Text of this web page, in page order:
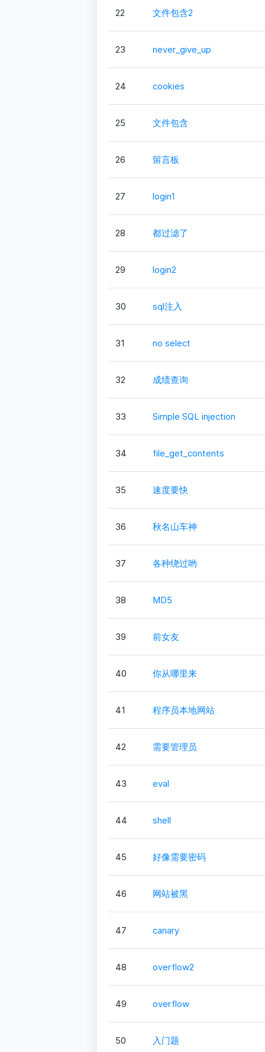
22 文件包含2
23 never_give_up
24 cookies
25 文件包含
26 留言板
27 login1
28 都过滤了
29 login2
30 sql注入
31 no select
32 成绩查询
33 Simple SQL injection
34 file_get_contents
35 速度要快
36 秋名山车神
37 各种绕过哟
38 MD5
39 前女友
40 你从哪里来
41 程序员本地网站
42 需要管理员
43 eval
44 shell
45 好像需要密码
46 网站被黑
47 canary
48 overflow2
49 overflow
50 入门题